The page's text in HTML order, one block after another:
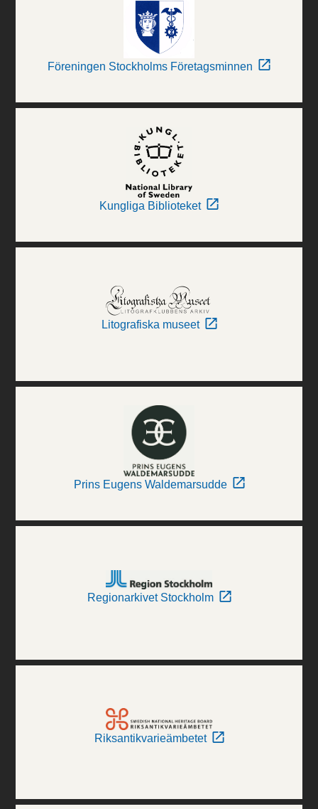
Föreningen Stockholms Företagsminnen
Kungliga Biblioteket
Litografiska museet
Prins Eugens Waldemarsudde
Regionarkivet Stockholm
Riksantikvarieämbetet